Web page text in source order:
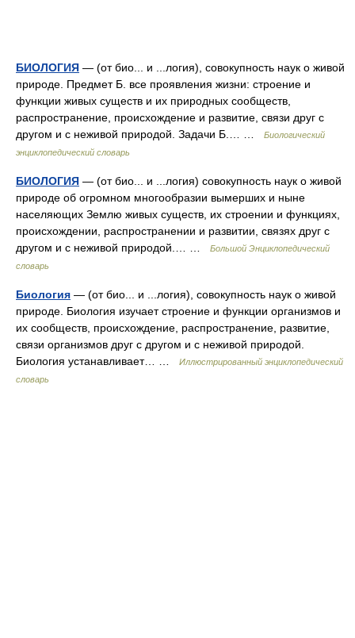
БИОЛОГИЯ — (от био... и ...логия), совокупность наук о живой
природе. Предмет Б. все проявления жизни: строение и
функции живых существ и их природных сообществ,
распространение, происхождение и развитие, связи друг с
другом и с неживой природой. Задачи Б.… …
Биологический
энциклопедический словарь
БИОЛОГИЯ — (от био... и ...логия) совокупность наук о живой
природе об огромном многообразии вымерших и ныне
населяющих Землю живых существ, их строении и функциях,
происхождении, распространении и развитии, связях друг с
другом и с неживой природой.… …
Большой Энциклопедический
словарь
Биология — (от био... и ...логия), совокупность наук о живой
природе. Биология изучает строение и функции организмов и
их сообществ, происхождение, распространение, развитие,
связи организмов друг с другом и с неживой природой.
Биология устанавливает… …
Иллюстрированный энциклопедический
словарь